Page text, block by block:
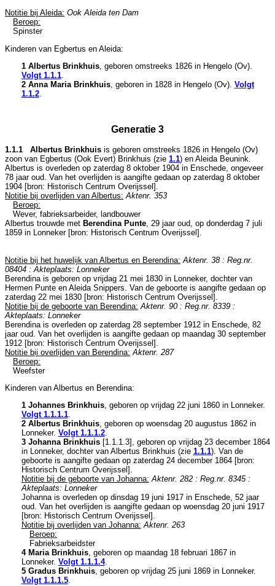
Notitie bij Aleida: Ook Aleida ten Dam
Beroep:
Spinster
Kinderen van Egbertus en Aleida:
1 Albertus Brinkhuis, geboren omstreeks 1826 in Hengelo (Ov).
Volgt 1.1.1.
2 Anna Maria Brinkhuis, geboren in 1828 in Hengelo (Ov). Volgt
1.1.2.
Generatie 3
1.1.1 Albertus Brinkhuis is geboren omstreeks 1826 in Hengelo (Ov)
zoon van Egbertus (Ook Evert) Brinkhuis (zie 1.1) en Aleida Beunink.
Albertus is overleden op zaterdag 8 oktober 1904 in Enschede , ongeveer
78 jaar oud. Van het overlijden is aangifte gedaan op zaterdag 8 oktober
1904 [bron: Historisch Centrum Overijssel ].
Notitie bij overlijden van Albertus: Aktenr. 353
Beroep:
Wever, fabrieksarbeider, landbouwer
Albertus trouwde met Berendina Punte , 29 jaar oud, op donderdag 7 juli
1859 in
Lonneker[bron: Historisch Centrum Overijssel ].
Notitie bij het huwelijk van Albertus en Berendina: Aktenr. 38 : Reg.nr.
08404 : Akteplaats: Lonneker
Berendina is geboren op vrijdag 21 mei 1830 in
Lonneker, dochter van
Hermen Punte en Aleida Snippers. Van de geboorte is aangifte gedaan op
zaterdag 22 mei 1830 [bron: Historisch Centrum Overijssel ].
Notitie bij de geboorte van Berendina: Aktenr. 90 : Reg.nr. 8339 :
Akteplaats: Lonneker
Berendina is overleden op zaterdag 28 september 1912 in Enschede , 82
jaar oud. Van het overlijden is aangifte gedaan op maandag 30 september
1912 [bron: Historisch Centrum Overijssel ].
Notitie bij overlijden van Berendina: Aktenr. 287
Beroep:
Weefster
Kinderen van Albertus en Berendina:
1 Johannes Brinkhuis, geboren op vrijdag 22 juni 1860 in Lonneker.
Volgt 1.1.1.1.
2 Albertus Brinkhuis, geboren op woensdag 20 augustus 1862 in
Lonneker. Volgt 1.1.1.2.
3 Johanna Brinkhuis[1.1.1.3], geboren op vrijdag 23 december 1864
in Lonneker, dochter van Albertus Brinkhuis (zie 1.1.1). Van de
geboorte is aangifte gedaan op zaterdag 24 december 1864 [bron:
Historisch Centrum Overijssel ].
Notitie bij de geboorte van Johanna: Aktenr. 282 : Reg.nr. 8345 :
Akteplaats: Lonneker
Johanna is overleden op dinsdag 19 juni 1917 in Enschede, 52 jaar
oud. Van het overlijden is aangifte gedaan op woensdag 20 juni 1917
[bron: Historisch Centrum Overijssel ].
Notitie bij overlijden van Johanna: Aktenr. 263
Beroep:
Fabrieksarbeidster
4 Maria Brinkhuis, geboren op maandag 18 februari 1867 in
Lonneker. Volgt 1.1.1.4.
5 Gradus Brinkhuis, geboren op vrijdag 25 juni 1869 in Lonneker.
Volgt 1.1.1.5.